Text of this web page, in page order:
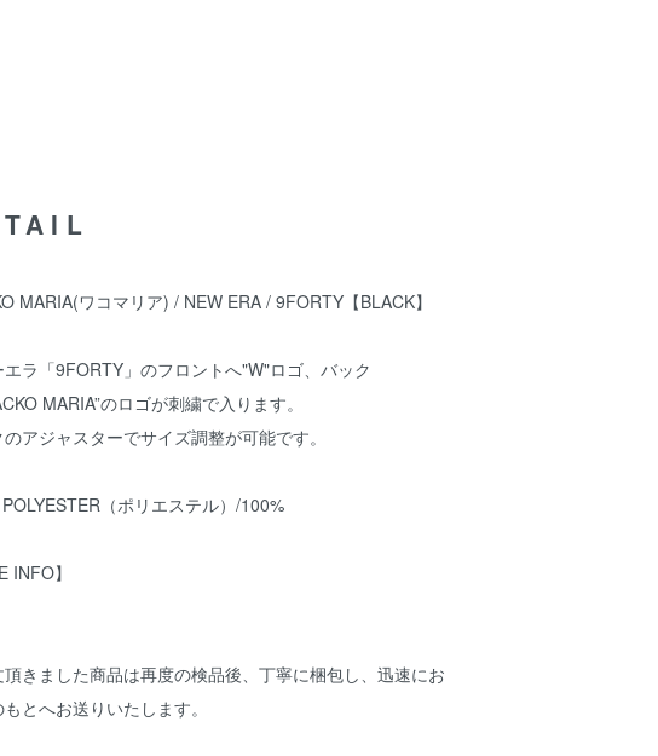
MARIA(ワコマリア) / NEW ERA / 9FORTY【BLACK】
エラ「9FORTY」のフロントへ"W"ロゴ、バック
MARIA”のロゴが刺繍で入ります。
アジャスターでサイズ調整が可能です。
（ポリエステル）/100%
INFO】
頂きました商品は再度の検品後、丁寧に梱包し、迅速にお
とへお送りいたします。